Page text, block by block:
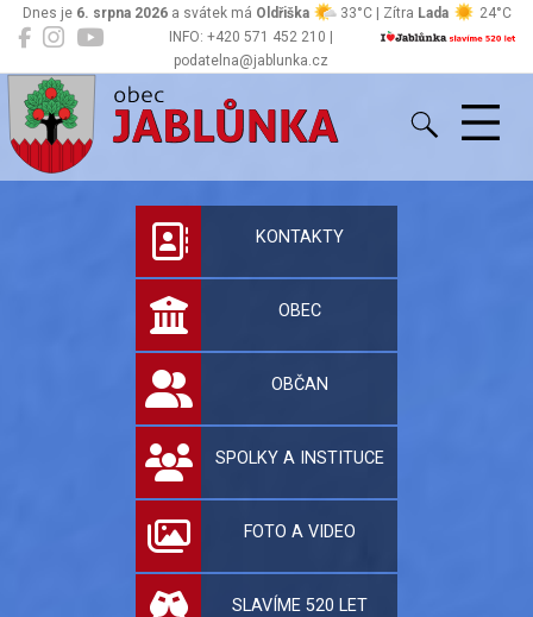
INFO: +420 571 452 210 |
podatelna@jablunka.cz
Dnes je 6. srpna 2026a svátek má Oldřiška 33°C | Zítra Lada 24°C
Jablůnka
Oficiální stránky
KONTAKTY
OBEC
OBČAN
SPOLKY A INSTITUCE
FOTO A VIDEO
SLAVÍME 520 LET